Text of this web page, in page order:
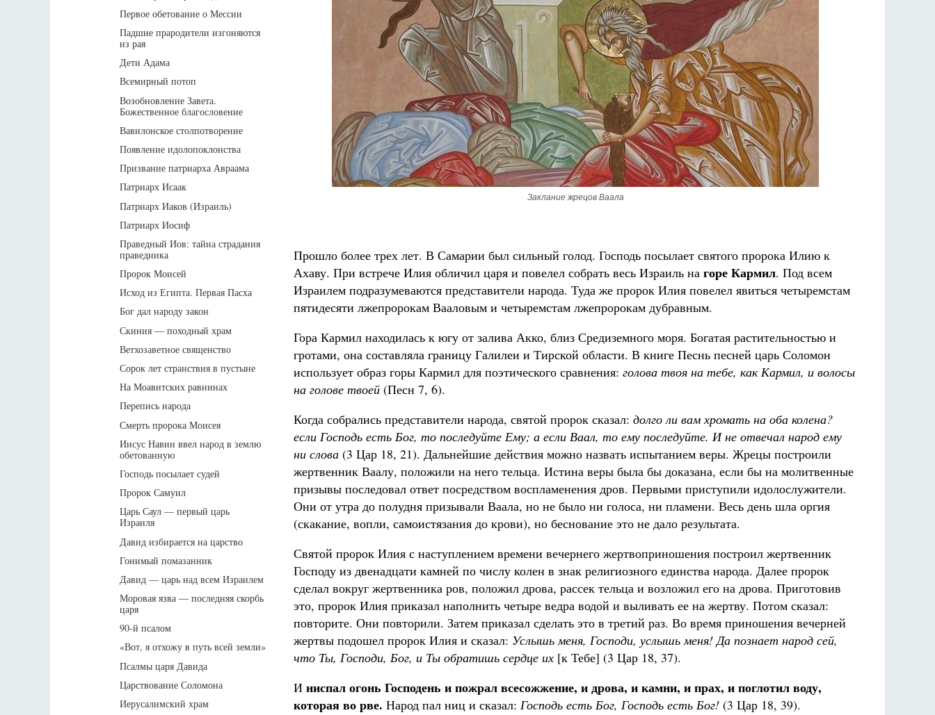
Заклание жрецов Ваала
Прошло более трех лет. В Самарии был сильный голод. Господь посылает святого пророка Илию к
Ахаву. При встрече Илия обличил царя и повелел собрать весь Израиль на горе Кармил. Под всем
Израилем подразумеваются представители народа. Туда же пророк Илия повелел явиться четыремстам
пятидесяти лжепророкам Вааловым и четыремстам лжепророкам дубравным.
Гора Кармил находилась к югу от залива Акко, близ Средиземного моря. Богатая растительностью и
гротами, она составляла границу Галилеи и Тирской области. В книге Песнь песней царь Соломон
использует образ горы Кармил для поэтического сравнения: голова твоя на тебе, как Кармил, и волосы
на голове твоей (Песн 7, 6).
Когда собрались представители народа, святой пророк сказал: долго ли вам хромать на оба колена?
если Господь есть Бог, то последуйте Ему; а если Ваал, то ему последуйте. И не отвечал народ ему
ни слова (3 Цар 18, 21). Дальнейшие действия можно назвать испытанием веры. Жрецы построили
жертвенник Ваалу, положили на него тельца. Истина веры была бы доказана, если бы на молитвенные
призывы последовал ответ посредством воспламенения дров. Первыми приступили идолослужители.
Они от утра до полудня призывали Ваала, но не было ни голоса, ни пламени. Весь день шла оргия
(скакание, вопли, самоистязания до крови), но беснование это не дало результата.
Святой пророк Илия с наступлением времени вечернего жертвоприношения построил жертвенник
Господу из двенадцати камней по числу колен в знак религиозного единства народа. Далее пророк
сделал вокруг жертвенника ров, положил дрова, рассек тельца и возложил его на дрова. Приготовив
это, пророк Илия приказал наполнить четыре ведра водой и выливать ее на жертву. Потом сказал:
повторите. Они повторили. Затем приказал сделать это в третий раз. Во время приношения вечерней
жертвы подошел пророк Илия и сказал: Услышь меня, Господи, услышь меня! Да познает народ сей,
что Ты, Господи, Бог, и Ты обратишь сердце их [к Тебе] (3 Цар 18, 37).
И ниспал огонь Господень и пожрал всесожжение, и дрова, и камни, и прах, и поглотил воду,
которая во рве. Народ пал ниц и сказал: Господь есть Бог, Господь есть Бог! (3 Цар 18, 39).
Первое обетование о Мессии
Падшие прародители изгоняются
из рая
Дети Адама
Всемирный потоп
Возобновление Завета.
Божественное благословение
Вавилонское столпотворение
Появление идолопоклонства
Призвание патриарха Авраама
Патриарх Исаак
Патриарх Иаков (Израиль)
Патриарх Иосиф
Праведный Иов: тайна страдания
праведника
Пророк Моисей
Исход из Египта. Первая Пасха
Бог дал народу закон
Скиния — походный храм
Ветхозаветное священство
Сорок лет странствия в пустыне
На Моавитских равнинах
Перепись народа
Смерть пророка Моисея
Иисус Навин ввел народ в землю
обетованную
Господь посылает судей
Пророк Самуил
Царь Саул — первый царь
Израиля
Давид избирается на царство
Гонимый помазанник
Давид — царь над всем Израилем
Моровая язва — последняя скорбь
царя
90-й псалом
«Вот, я отхожу в путь всей земли»
Псалмы царя Давида
Царствование Соломона
Иерусалимский храм